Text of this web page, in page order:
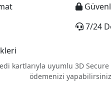
7/24
kartlarıyla uyumlu 3D
ödemenizi